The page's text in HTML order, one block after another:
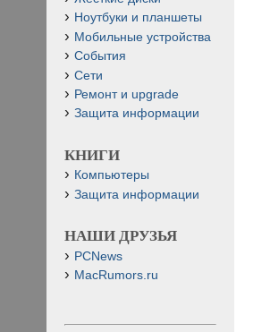
Ноутбуки и планшеты
Мобильные устройства
События
Сети
Ремонт и upgrade
Защита информации
КНИГИ
Компьютеры
Защита информации
НАШИ ДРУЗЬЯ
PCNews
MacRumors.ru